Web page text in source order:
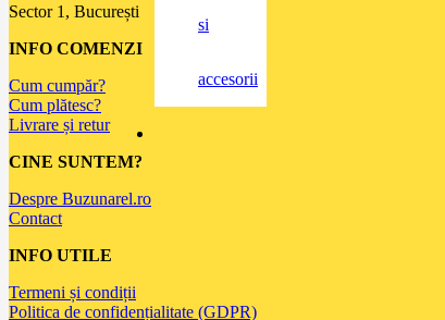
si
accesorii
Sector 1, București
INFO COMENZI
Cum cumpăr?
Cum plătesc?
Livrare și retur
CINE SUNTEM?
Despre Buzunarel.ro
Contact
INFO UTILE
Termeni și condiții
Politica de confidențialitate (GDPR)